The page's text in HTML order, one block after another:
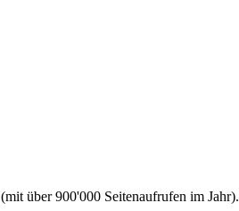
(mit über 900'000 Seitenaufrufen im Jahr).